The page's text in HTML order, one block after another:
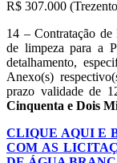
R$ 307.000
14 – Contratação de
de limpeza para a
detalhamento,
Anexo(s)
prazo validade de
Cinquenta e Dois
CLIQUE AQUI E
COM AS